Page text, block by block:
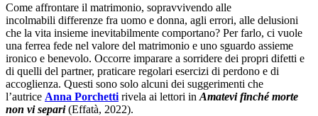
Come affrontare il matrimonio, sopravvivendo alle
incolmabili differenze fra uomo e donna, agli errori, alle delusioni
che la vita insieme inevitabilmente comportano? Per farlo, ci vuole
una ferrea fede nel valore del matrimonio e uno sguardo assieme
ironico e benevolo. Occorre imparare a sorridere dei propri difetti e
di quelli del partner, praticare regolari esercizi di perdono e di
accoglienza. Questi sono solo alcuni dei suggerimenti che
l’autrice Anna Porchetti rivela ai lettori in Amatevi finché morte
non vi separi(Effatà, 2022).